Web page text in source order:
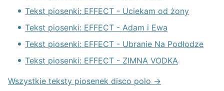
Tekst piosenki: EFFECT - Uciekam od żony
Tekst piosenki: EFFECT - Adam i Ewa
Tekst piosenki: EFFECT - Ubranie Na Podłodze
Tekst piosenki: EFFECT - ZIMNA VODKA
Wszystkie teksty piosenek disco polo →